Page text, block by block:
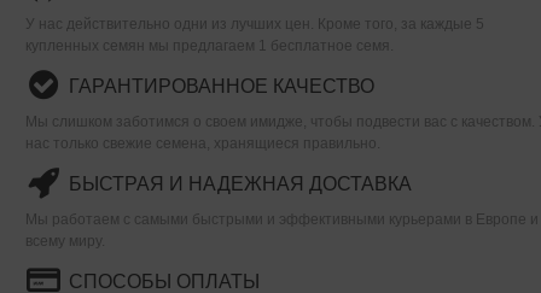
У нас действительно одни из лучших цен. Кроме того, за каждые 5
купленных семян мы предлагаем 1 бесплатное семя.
ГАРАНТИРОВАННОЕ КАЧЕСТВО
Мы слишком заботимся о своем имидже, чтобы подвести вас с качеством.
нас только свежие семена, хранящиеся правильно.
БЫСТРАЯ И НАДЕЖНАЯ ДОСТАВКА
Мы работаем с самыми быстрыми и эффективными курьерами в Европе и
всему миру.
СПОСОБЫ ОПЛАТЫ